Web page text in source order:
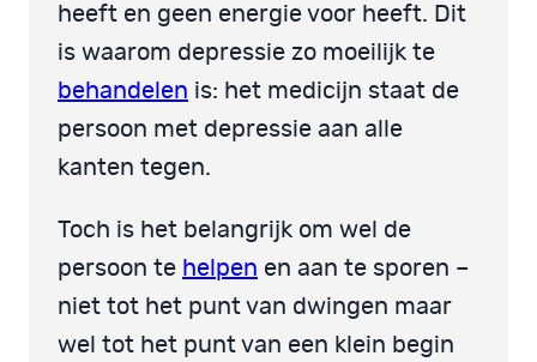
heeft en geen energie voor heeft. Dit
is waarom depressie zo moeilijk te
behandelen is: het medicijn staat de
persoon met depressie aan alle
kanten tegen.
Toch is het belangrijk om wel de
persoon te helpen en aan te sporen –
niet tot het punt van dwingen maar
wel tot het punt van een klein begin